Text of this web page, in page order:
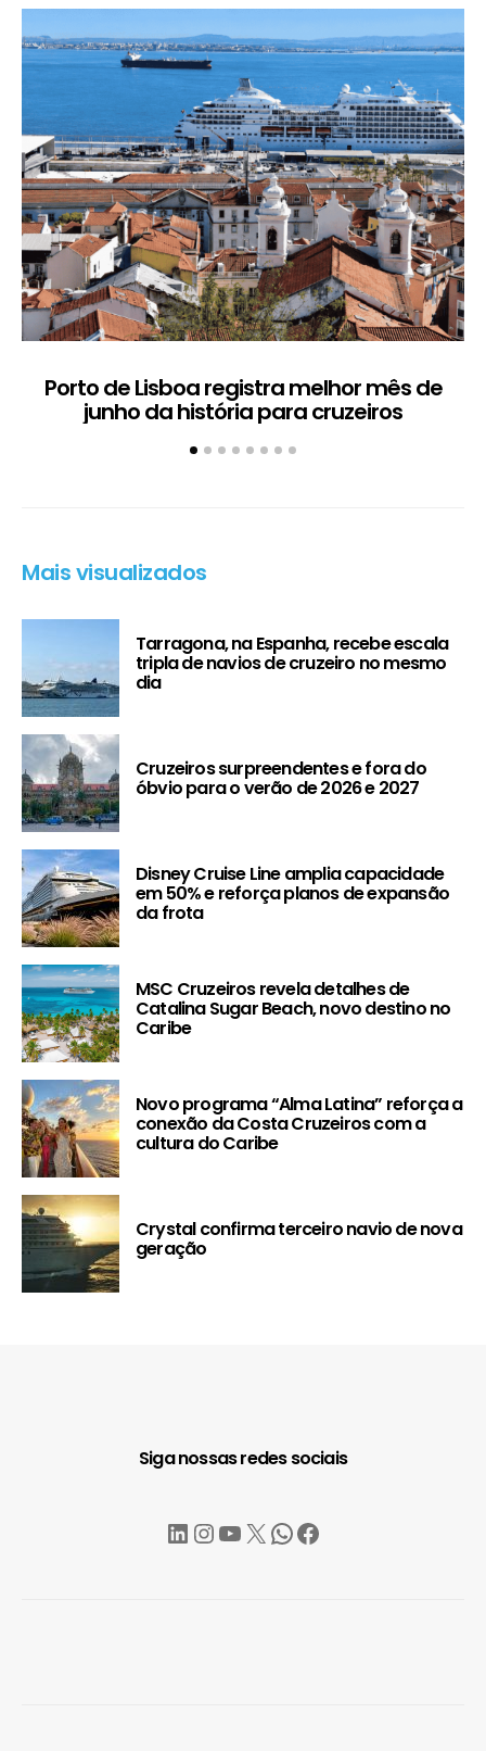
Porto de Lisboa registra melhor mês de
junho da história para cruzeiros
Mais visualizados
Tarragona, na Espanha, recebe escala
tripla de navios de cruzeiro no mesmo
dia
Cruzeiros surpreendentes e fora do
óbvio para o verão de 2026 e 2027
Disney Cruise Line amplia capacidade
em 50% e reforça planos de expansão
da frota
MSC Cruzeiros revela detalhes de
Catalina Sugar Beach, novo destino no
Caribe
Novo programa “Alma Latina” reforça a
conexão da Costa Cruzeiros com a
cultura do Caribe
Crystal confirma terceiro navio de nova
geração
Siga nossas redes sociais
LinkedIn
Instagram
YouTube
X WhatsApp
Facebook